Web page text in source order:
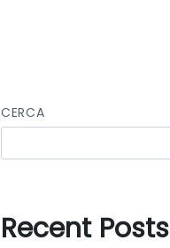
CERCA
Recent Posts